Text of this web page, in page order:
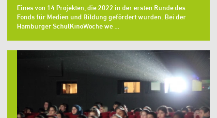
Eines von 14 Projekten, die 2022 in der ersten Runde des
Fonds für Medien und Bildung gefördert wurden. Bei der
Hamburger SchulKinoWoche we …